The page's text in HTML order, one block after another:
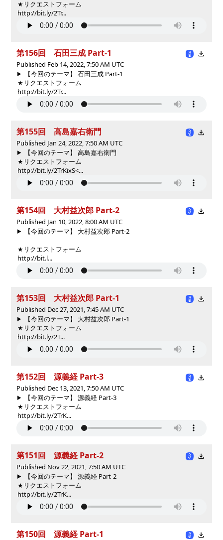
★リクエストフォーム
http://bit.ly/2Tr...
第156回 石田三成 Part-1
Published Feb 14, 2022, 7:50 AM UTC
【今回のテーマ】 石田三成 Part-1
★リクエストフォーム
http://bit.ly/2Tr...
第155回 高島嘉右衛門
Published Jan 24, 2022, 7:50 AM UTC
【今回のテーマ】 高島嘉右衛門
★リクエストフォーム
http://bit.ly/2TrKixS<...
第154回 大村益次郎 Part-2
Published Jan 10, 2022, 8:00 AM UTC
【今回のテーマ】 大村益次郎 Part-2
★リクエストフォーム
http://bit.l...
第153回 大村益次郎 Part-1
Published Dec 27, 2021, 7:45 AM UTC
【今回のテーマ】 大村益次郎 Part-1
★リクエストフォーム
http://bit.ly/2T...
第152回 源義経 Part-3
Published Dec 13, 2021, 7:50 AM UTC
【今回のテーマ】 源義経 Part-3
★リクエストフォーム
http://bit.ly/2TrK...
第151回 源義経 Part-2
Published Nov 22, 2021, 7:50 AM UTC
【今回のテーマ】 源義経 Part-2
★リクエストフォーム
http://bit.ly/2TrK...
第150回 源義経 Part-1